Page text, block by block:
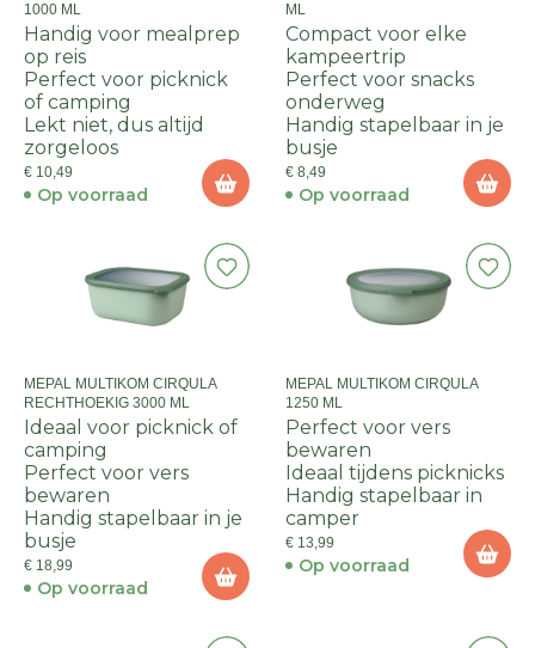
1000 ML
Handig voor mealprep
op reis
Perfect voor picknick
of camping
Lekt niet, dus altijd
zorgeloos
€ 10,49
Op voorraad
ML
Compact voor elke
kampeertrip
Perfect voor snacks
onderweg
Handig stapelbaar in je
busje
€ 8,49
Op voorraad
MEPAL MULTIKOM CIRQULA
RECHTHOEKIG 3000 ML
Ideaal voor picknick of
camping
Perfect voor vers
bewaren
Handig stapelbaar in je
busje
€ 18,99
Op voorraad
MEPAL MULTIKOM CIRQULA
1250 ML
Perfect voor vers
bewaren
Ideaal tijdens picknicks
Handig stapelbaar in
camper
€ 13,99
Op voorraad